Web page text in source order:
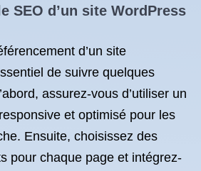
SEO d’un site WordPress
d’un site
de suivre quelques
assurez-vous d’utiliser un
et optimisé pour les
Ensuite, choisissez des
pour chaque page et intégrez-